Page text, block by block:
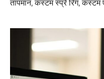
तापमान, कस्टम स्प्रे रिंग,